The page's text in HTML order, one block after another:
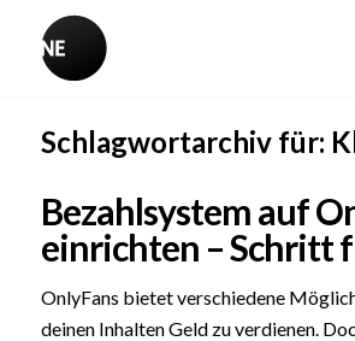
Schlagwortarchiv für:
Bezahlsystem auf
einrichten – Schritt
OnlyFans bietet verschiedene
deinen Inhalten Geld zu verdienen.